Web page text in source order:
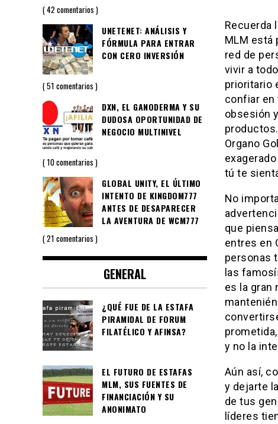
Recuerda
MLM está
red de
vivir a
prioritario
confiar en
obsesión
Organo
tú te
No
que
entres en
personas
las
es la gran
y no la
Aún así,
y dejarte
de tus
líderes
42 comentarios
UNETENET: ANÁLISIS Y
FÓRMULA PARA ENTRAR
CON CERO INVERSIÓN
51 comentarios
DXN, EL GANODERMA Y SU
DUDOSA OPORTUNIDAD DE
NEGOCIO MULTINIVEL
10 comentarios
GLOBAL UNITY, EL ÚLTIMO
INTENTO DE KINGDOM777
ANTES DE DESAPARECER
LA AVENTURA DE WCM777
21 comentarios
GENERAL
¿QUÉ FUE DE LA ESTAFA
PIRAMIDAL DE FORUM
FILATÉLICO Y AFINSA?
EL FUTURO DE ESTAFAS
MLM, SUS FUENTES DE
FINANCIACIÓN Y SU
ANONIMATO